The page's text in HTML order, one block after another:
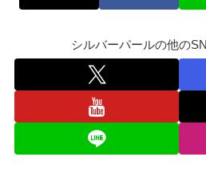
シルバーパールの他の